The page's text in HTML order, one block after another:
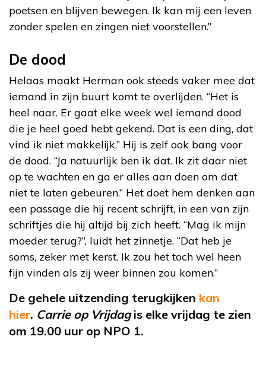
poetsen en blijven bewegen. Ik kan mij een leven
zonder spelen en zingen niet voorstellen.”
De dood
Helaas maakt Herman ook steeds vaker mee dat
iemand in zijn buurt komt te overlijden. “Het is
heel naar. Er gaat elke week wel iemand dood
die je heel goed hebt gekend. Dat is een ding, dat
vind ik niet makkelijk.” Hij is zelf ook bang voor
de dood. “Ja natuurlijk ben ik dat. Ik zit daar niet
op te wachten en ga er alles aan doen om dat
niet te laten gebeuren.” Het doet hem denken aan
een passage die hij recent schrijft, in een van zijn
schriftjes die hij altijd bij zich heeft. “Mag ik mijn
moeder terug?”, luidt het zinnetje. “Dat heb je
soms, zeker met kerst. Ik zou het toch wel heen
fijn vinden als zij weer binnen zou komen.”
De gehele uitzending terugkijken kan
hier. Carrie op Vrijdagis elke vrijdag te zien
om 19.00 uur op NPO 1.